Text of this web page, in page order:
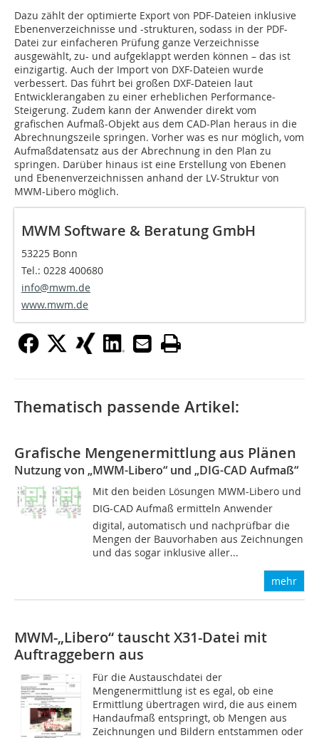
Dazu zählt der optimierte Export von PDF-Dateien inklusive
Ebenenverzeichnisse und -strukturen, sodass in der PDF-
Datei zur einfacheren Prüfung ganze Verzeichnisse
ausgewählt, zu- und aufgeklappt werden können – das ist
einzigartig. Auch der Import von DXF-Dateien wurde
verbessert. Das führt bei großen DXF-Dateien laut
Entwicklerangaben zu einer erheblichen Performance-
Steigerung. Zudem kann der Anwender direkt vom
grafischen Aufmaß-Objekt aus dem CAD-Plan heraus in die
Abrechnungszeile springen. Vorher was es nur möglich, vom
Aufmaßdatensatz aus der Abrechnung in den Plan zu
springen. Darüber hinaus ist eine Erstellung von Ebenen
und Ebenenverzeichnissen anhand der LV-Struktur von
MWM-Libero möglich.
MWM Software & Beratung GmbH
53225 Bonn
Tel.: 0228 400680
info@mwm.de
www.mwm.de
Thematisch passende Artikel:
Grafische Mengenermittlung aus Plänen
Nutzung von „MWM-Libero“ und „DIG-CAD Aufmaß“
Mit den beiden Lösungen MWM-Libero und
DIG-CAD Aufmaß ermitteln Anwender
digital, automatisch und nachprüfbar die
Mengen der Bauvorhaben aus Zeichnungen
und das sogar inklusive aller...
mehr
MWM-„Libero“ tauscht X31-Datei mit
Auftraggebern aus
Für die Austauschdatei der
Mengenermittlung ist es egal, ob eine
Ermittlung übertragen wird, die aus einem
Handaufmaß entspringt, ob Mengen aus
Zeichnungen und Bildern entstammen oder